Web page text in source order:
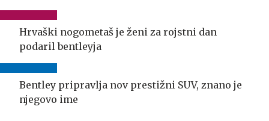
Hrvaški nogometaš je ženi za rojstni dan
podaril bentleyja
Bentley pripravlja nov prestižni SUV, znano je
njegovo ime